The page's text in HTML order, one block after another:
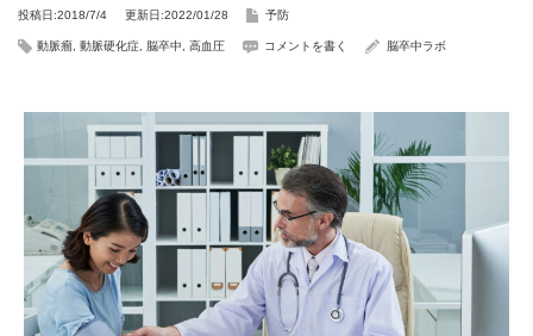
投稿日:2018/7/4 更新日:2022/01/28 予防
動脈瘤 動脈硬化症 脳卒中 高血圧 コメントを書く 脳卒中ラボ